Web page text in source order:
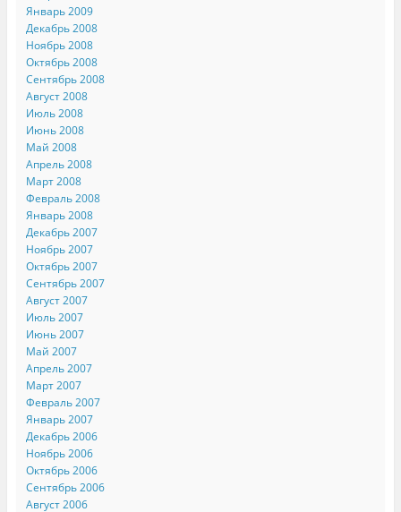
Январь 2009
Декабрь 2008
Ноябрь 2008
Октябрь 2008
Сентябрь 2008
Август 2008
Июль 2008
Июнь 2008
Май 2008
Апрель 2008
Март 2008
Февраль 2008
Январь 2008
Декабрь 2007
Ноябрь 2007
Октябрь 2007
Сентябрь 2007
Август 2007
Июль 2007
Июнь 2007
Май 2007
Апрель 2007
Март 2007
Февраль 2007
Январь 2007
Декабрь 2006
Ноябрь 2006
Октябрь 2006
Сентябрь 2006
Август 2006